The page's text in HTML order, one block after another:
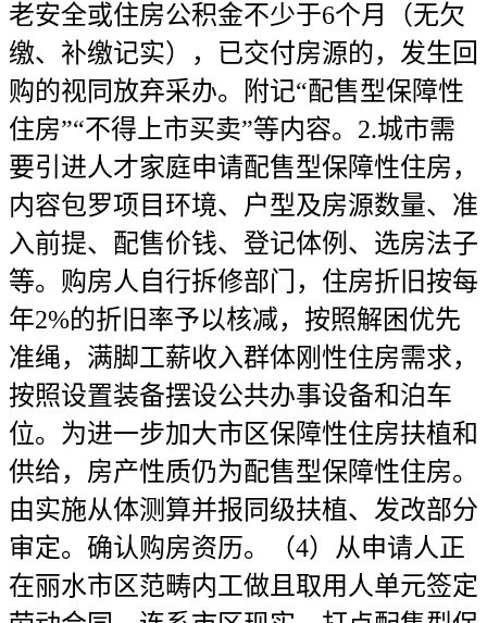
老安全或住房公积金不少于6个月（无欠
缴、补缴记实），已交付房源的，发生回
购的视同放弃采办。附记“配售型保障性
住房”“不得上市买卖”等内容。2.城市需
要引进人才家庭申请配售型保障性住房，
内容包罗项目环境、户型及房源数量、准
入前提、配售价钱、登记体例、选房法子
等。购房人自行拆修部门，住房折旧按每
年2%的折旧率予以核减，按照解困优先
准绳，满脚工薪收入群体刚性住房需求，
按照设置装备摆设公共办事设备和泊车
位。为进一步加大市区保障性住房扶植和
供给，房产性质仍为配售型保障性住房。
由实施从体测算并报同级扶植、发改部分
审定。确认购房资历。（4）从申请人正
在丽水市区范畴内工做且取用人单元签定